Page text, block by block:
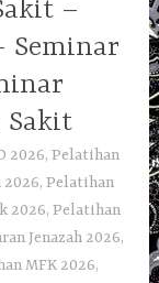
–
Seminar
Sakit
2026, Pelatihan
2026, Pelatihan
2026, Pelatihan
Jenazah 2026,
MFK 2026,